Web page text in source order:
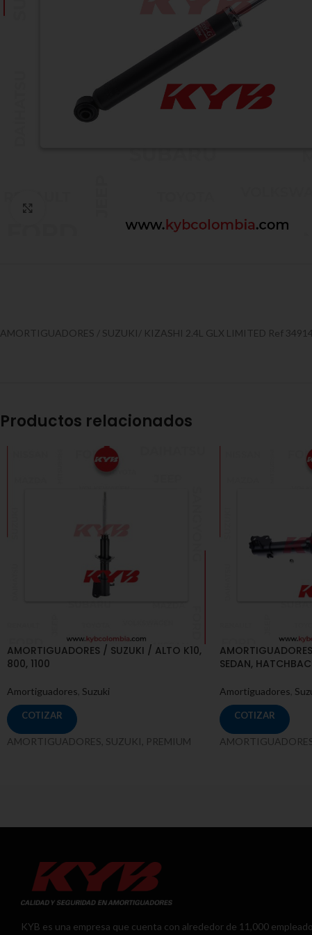
AMORTIGUADORES / SUZUKI/ KIZASHI 2.4L GLX LIMITED Ref
Productos relacionados
AMORTIGUADORES / SUZUKI / ALTO K10,
800, 1100
Amortiguadores, Suzuki
COTIZAR
AMORTIGUADORES, SUZUKI, PREMIUM
SEDAN,
Amortiguadores,
COTIZAR
KYB es una empresa que cuenta con alrededor de 11,000